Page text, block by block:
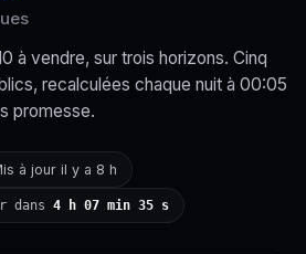
à vendre, sur trois horizons. Cinq
recalculées chaque nuit à 00:05
promesse.
à jour il y a 8 h
dans 4 h 07 min 34 s